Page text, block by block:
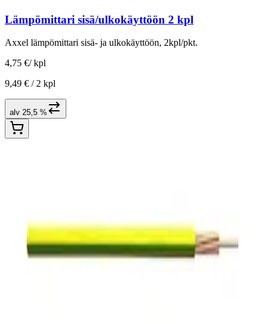
Lämpömittari sisä/ulkokäyttöön 2 kpl
Axxel lämpömittari sisä- ja ulkokäyttöön, 2kpl/pkt.
4,75 €/ kpl
9,49 € / 2 kpl
alv 25,5 %